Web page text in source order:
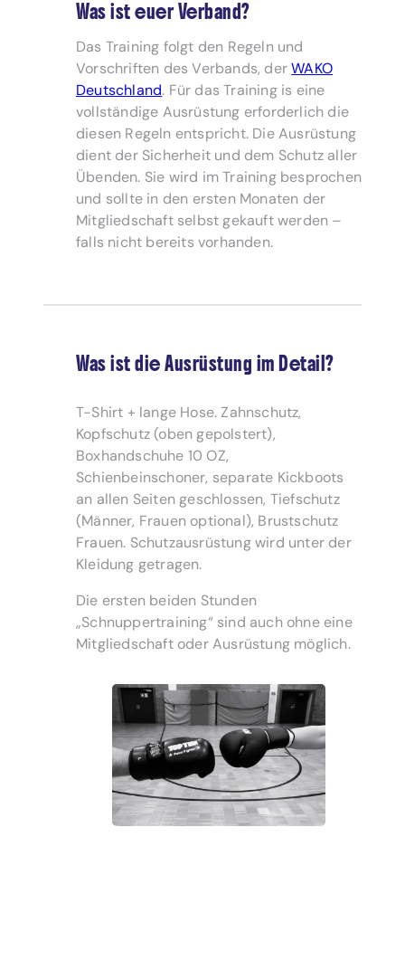
Was ist euer Verband?
Das Training folgt den Regeln und
Vorschriften des Verbands, derWAKO
Deutschland. Für das Training is eine
vollständige Ausrüstung erforderlich die
diesen Regeln entspricht. Die Ausrüstung
dient der Sicherheit und dem Schutz aller
Übenden. Sie wird im Training besprochen
und sollte in den ersten Monaten der
Mitgliedschaft selbst gekauft werden –
falls nicht bereits vorhanden.
Was ist die Ausrüstung im Detail?
T-Shirt + lange Hose. Zahnschutz,
Kopfschutz (oben gepolstert),
Boxhandschuhe 10 OZ,
Schienbeinschoner, separate Kickboots
an allen Seiten geschlossen, Tiefschutz
(Männer, Frauen optional), Brustschutz
Frauen. Schutzausrüstung wird unter der
Kleidung getragen.
Die ersten beiden Stunden
„Schnuppertraining“ sind auch ohne eine
Mitgliedschaft oder Ausrüstung möglich.